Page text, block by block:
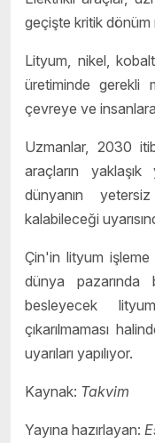
geçişte kritik dönüm
Lityum, nikel,
üretiminde gerekli
çevreye ve
Uzmanlar, 2030
araçların
dünyanın
kalabileceği
Çin'in lityum işleme
dünya pazarında
besleyecek
çıkarılmaması
uyarıları yapılıyor.
Kaynak: Takvim
Yayına hazırlayan: